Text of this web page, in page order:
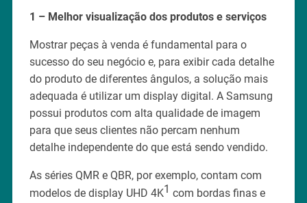
1 – Melhor visualização dos produtos e serviços
Mostrar peças à venda é fundamental para o
sucesso do seu negócio e, para exibir cada detalhe
do produto de diferentes ângulos, a solução mais
adequada é utilizar um display digital. A Samsung
possui produtos com alta qualidade de imagem
para que seus clientes não percam nenhum
detalhe independente do que está sendo vendido.
As séries QMR e QBR, por exemplo, contam com
modelos de display UHD 4K1 com bordas finas e